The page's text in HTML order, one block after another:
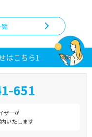
はこちら1
651
ザーが
いたします